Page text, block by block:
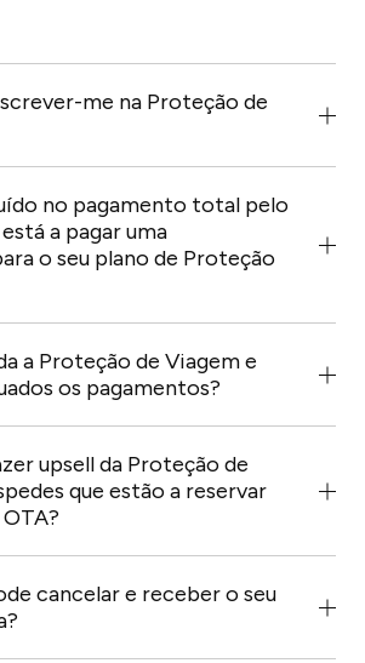
me na Proteção de
emos os Termos e Condições e os
que deverá rever antes de ser
proteção de viagem aos seus
de concordar com os termos e
ativar a Proteção de Viagem no
no pagamento total pelo
a pagar uma
o seu plano de Proteção
sobre o qual o hóspede está a
de alojamento, a taxa de limpeza, a
e os impostos.
a Proteção de Viagem e
os pagamentos?
da cobertura juntamente com
a reserva. Uma vez por mês, a
á a totalidade da taxa, excluindo a
upsell da Proteção de
que estão a reservar
informações da Proteção de Viagem
e, dessa forma, é
a cada hóspede após a
cancelar e receber o seu